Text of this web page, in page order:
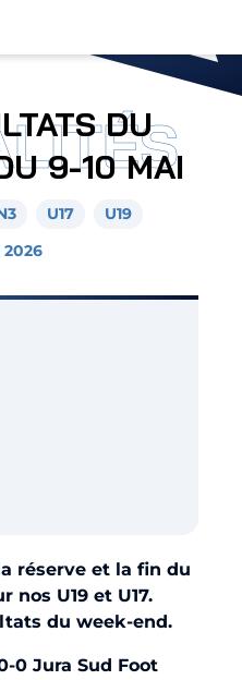
DU
9-10 MAI
U17
U19
2026
réserve et la fin du
nos U19 et U17.
du week-end.
0 Jura Sud Foot